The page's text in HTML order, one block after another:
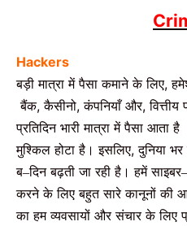
Hackers
बड़ी मात्रा में पैसा कमाने के लिए,
बैंक,कैसीनो,कंपनियाँ और,वित्तीय
प्रतिदिन भारी मात्रा में पैसा आताहै
मुश्किल होटाहै। इसलिए,दुनिया भर
ब–दिन बढ़ती जा रही है। हमें साइबर–
करने के लिए बहुत सारे कानूनों की
का हम व्यवसायों और संचार के लिए